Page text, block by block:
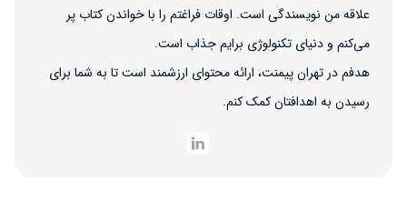
علاقه من نویسندگی است. اوقات فراغتم را با خواندن کتاب پر
می‌کنم و دنیای تکنولوژی برایم جذاب است.
هدفم در تهران پیمنت، ارائه محتوای ارزشمند است تا به شما برای
رسیدن به اهدافتان کمک کنم.